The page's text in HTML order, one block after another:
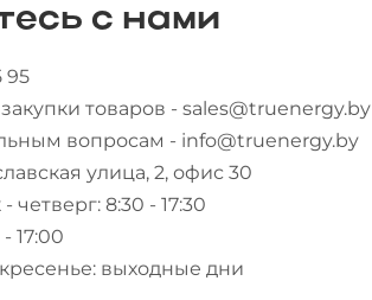
с нами
95
товаров - sales@truenergy.by
вопросам - info@truenergy.by
улица, 2, офис 30
четверг: 8:30 - 17:30
17:00
выходные дни